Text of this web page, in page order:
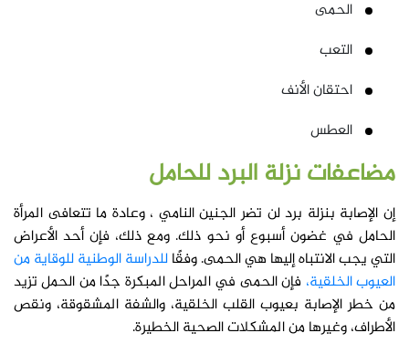
الحمى
التعب
احتقان الأنف
العطس
مضاعفات نزلة البرد للحامل
إن الإصابة بنزلة برد لن تضر الجنين النامي ، وعادة ما تتعافى المرأة
الحامل في غضون أسبوع أو نحو ذلك. ومع ذلك، فإن أحد الأعراض
التي يجب الانتباه إليها هي الحمى. وفقًاللدراسة الوطنية للوقاية من
العيوب الخلقية، فإن الحمى في المراحل المبكرة جدًا من الحمل تزيد
من خطر الإصابة بعيوب القلب الخلقية، والشفة المشقوقة، ونقص
الأطراف، وغيرها من المشكلات الصحية الخطيرة.